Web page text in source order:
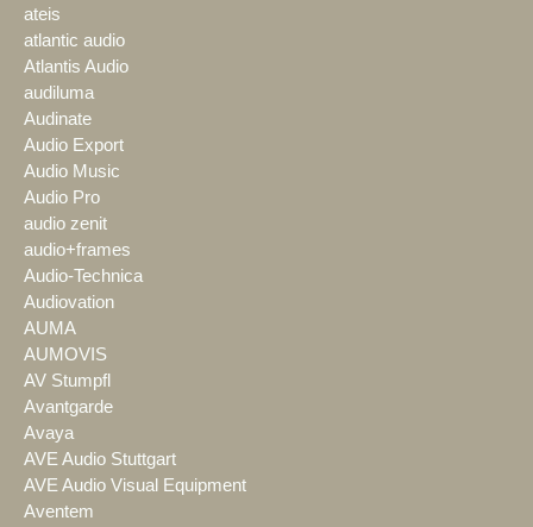
ateis
atlantic audio
Atlantis Audio
audiluma
Audinate
Audio Export
Audio Music
Audio Pro
audio zenit
audio+frames
Audio-Technica
Audiovation
AUMA
AUMOVIS
AV Stumpfl
Avantgarde
Avaya
AVE Audio Stuttgart
AVE Audio Visual Equipment
Aventem